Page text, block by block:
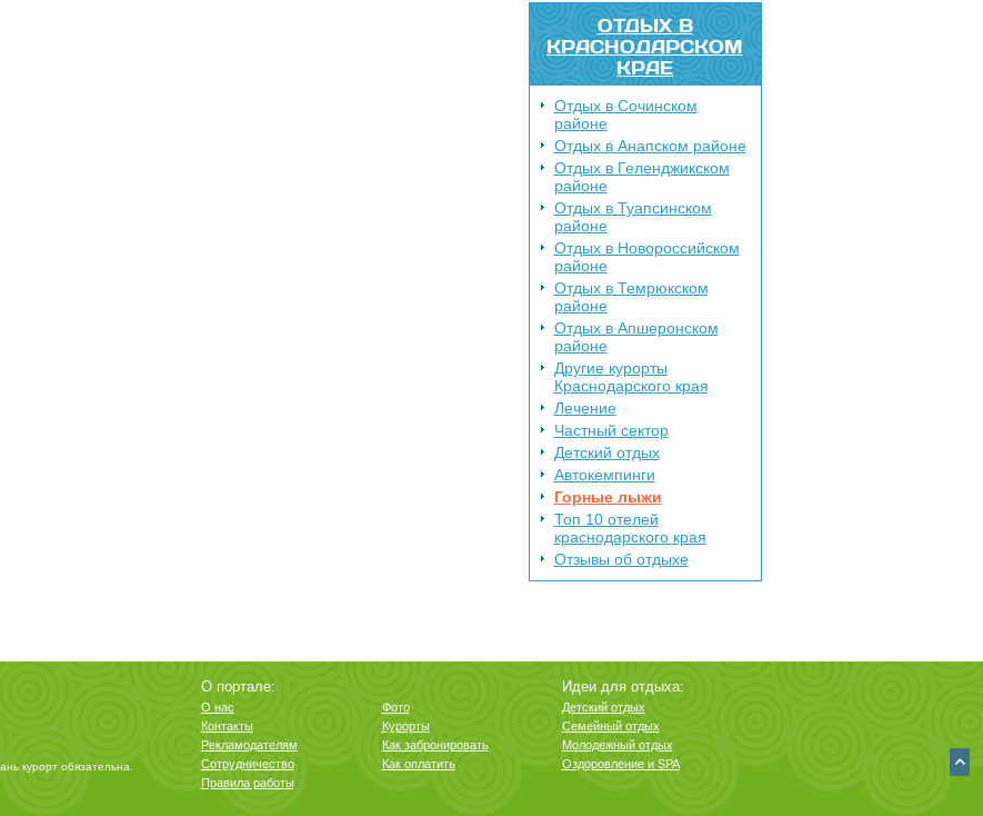
ОТДЫХ В
КРАСНОДАРСКОМ
КРАЕ
Отдых в Сочинском
районе
Отдых в Анапском районе
Отдых в Геленджикском
районе
Отдых в Туапсинском
районе
Отдых в Новороссийском
районе
Отдых в Темрюкском
районе
Отдых в Апшеронском
районе
Другие курорты
Краснодарского края
Лечение
Частный сектор
Детский отдых
Автокемпинги
Горные лыжи
Топ 10 отелей
краснодарского края
Отзывы об отдыхе
курортобязательна.
О портале:
О нас
Фото
Контакты
Курорты
Рекламодателям
Как забронировать
Сотрудничество
Как оплатить
Правила работы
Идеи для отдыха:
Детский отдых
Семейный отдых
Молодежный отдых
Оздоровление и SPA